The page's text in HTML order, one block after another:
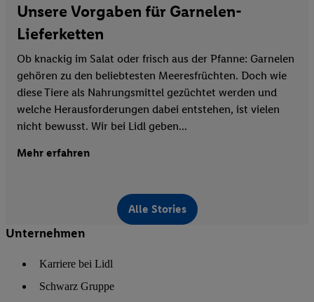
Unsere Vorgaben für Garnelen-
Lieferketten
Ob knackig im Salat oder frisch aus der Pfanne: Garnelen
gehören zu den beliebtesten Meeresfrüchten. Doch wie
diese Tiere als Nahrungsmittel gezüchtet werden und
welche Herausforderungen dabei entstehen, ist vielen
nicht bewusst. Wir bei Lidl geben...
Mehr erfahren
Alle Stories
Unternehmen
Karriere bei Lidl
Schwarz Gruppe